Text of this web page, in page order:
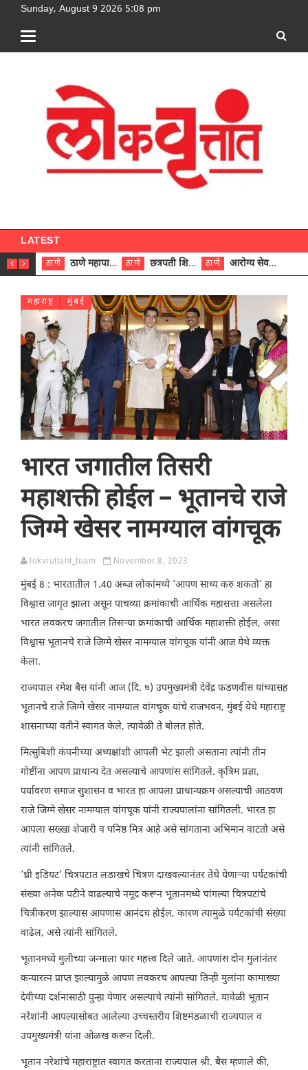
Sunday, August 9 2026 5:08 pm
LATEST
ठाणे ठाणे महापालिकेच्या नऊ प्रभाग समित्यांवर अध्यक्ष विराजमान ठाणे छत्रपती शिवाजी महाराज रुग्णालयात दुर्मिळ ट्युमरची यशस्वी शस्त्रक्रिया ठाणे आरोग्य सेवक (पुरुष) पदावरून ११ कर्मचाऱ्यांना आरोग्य सहाय्यक (पुरुष) पदावर पदोन्नती; मुख्य कार्यकारी अधिकारी रणजित यादव यांच्या हस्ते आदेश वितरण
महाराष्ट्र मुंबई
भारत जगातील तिसरी
महाशक्ती होईल – भूतानचे राजे
जिग्मे खेसर नामग्याल वांगचूक
lokvruttant_team November 8, 2023
मुंबई 8 : भारतातील 1.40 अब्ज लोकांमध्ये ‘आपण साध्य करु शकतो’ हा
विश्वास जागृत झाला असून पाचव्या क्रमांकाची आर्थिक महासत्ता असलेला
भारत लवकरच जगातील तिसऱ्या क्रमांकाची आर्थिक महाशक्ती होईल, असा
विश्वास भूतानचे राजे जिग्मे खेसर नामग्याल वांगचूक यांनी आज येथे व्यक्त
केला.
राज्यपाल रमेश बैस यांनी आज (दि. ७) उपमुख्यमंत्री देवेंद्र फडणवीस यांच्यासह
भूतानचे राजे जिग्मे खेसर नामग्याल वांगचूक यांचे राजभवन, मुंबई येथे महाराष्ट्र
शासनाच्या वतीने स्वागत केले, त्यावेळी ते बोलत होते.
मित्सुबिशी कंपनीच्या अध्यक्षांशी आपली भेट झाली असताना त्यांनी तीन
गोष्टींना आपण प्राधान्य देत असल्याचे आपणांस सांगितले. कृत्रिम प्रज्ञा,
पर्यावरण समाज सुशासन व भारत हा आपला प्राधान्यक्रम असल्याची आठवण
राजे जिग्मे खेसर नामग्याल वांगचूक यांनी राज्यपालांना सांगितली. भारत हा
आपला सख्खा शेजारी व घनिष्ठ मित्र आहे असे सांगताना अभिमान वाटतो असे
त्यांनी सांगितले.
‘थ्री इडियट’ चित्रपटात लडाखचे चित्रण दाखवल्यानंतर तेथे येणाऱ्या पर्यटकांची
संख्या अनेक पटीने वाढल्याचे नमूद करून भूतानमध्ये चांगल्या चित्रपटांचे
चित्रीकरण झाल्यास आपणास आनंदच होईल, कारण त्यामुळे पर्यटकांची संख्या
वाढेल, असे त्यांनी सांगितले.
भूतानमध्ये मुलीच्या जन्माला फार महत्त्व दिले जाते. आपणांस दोन मुलांनंतर
कन्यारत्न प्राप्त झाल्यामुळे आपण लवकरच आपल्या तिन्ही मुलांना कामाख्या
देवीच्या दर्शनासाठी पुन्हा येणार असल्याचे त्यांनी सांगितले. यावेळी भूतान
नरेशांनी आपल्यासोबत आलेल्या उच्चस्तरीय शिष्टमंडळाची राज्यपाल व
उपमुख्यमंत्री यांना ओळख करून दिली.
भूतान नरेशांचे महाराष्ट्रात स्वागत करताना राज्यपाल श्री. बैस म्हणाले की,